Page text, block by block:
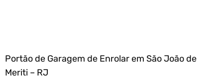
Portão de Garagem de Enrolar em São João de
Meriti – RJ